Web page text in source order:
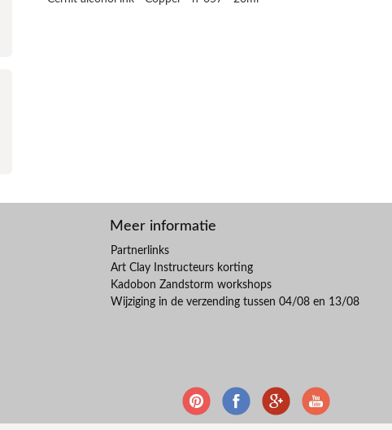
Meer informatie
Partnerlinks
Art Clay Instructeurs korting
Kadobon Zandstorm workshops
Wijziging in de verzending tussen 04/08 en 13/08